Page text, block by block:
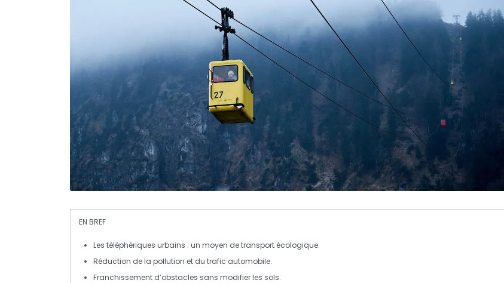
EN BREF
Les téléphériques urbains : un moyen de transport écologique.
Réduction de la pollution et du trafic automobile.
Franchissement d’obstacles sans modifier les sols.